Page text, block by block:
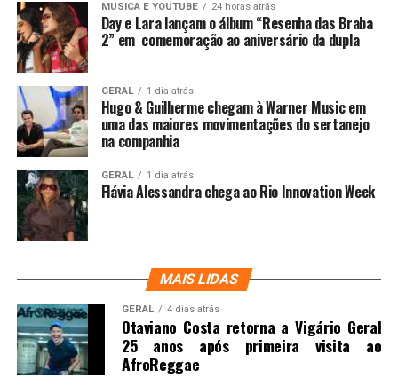
MUSICA E YOUTUBE 24 horas atrás
Day e Lara lançam o álbum “Resenha das Braba
2” em comemoração ao aniversário da dupla
GERAL 1 dia atrás
Hugo & Guilherme chegam à Warner Music em
uma das maiores movimentações do sertanejo
na companhia
GERAL 1 dia atrás
Flávia Alessandra chega ao Rio Innovation Week
MAIS LIDAS
GERAL 4 dias atrás
Otaviano Costa retorna a Vigário Geral
25 anos após primeira visita ao
AfroReggae